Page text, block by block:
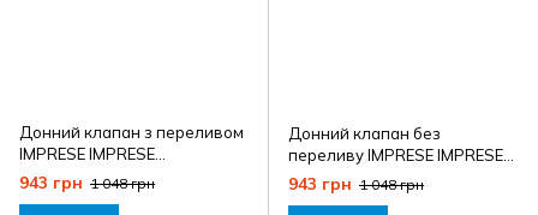
Донний клапан з переливом
IMPRESE IMPRESE
d12000101V, хром
943 грн 1 048 грн
Донний клапан без
переливу IMPRESE IMPRESE
d12000201V, хром
943 грн 1 048 грн